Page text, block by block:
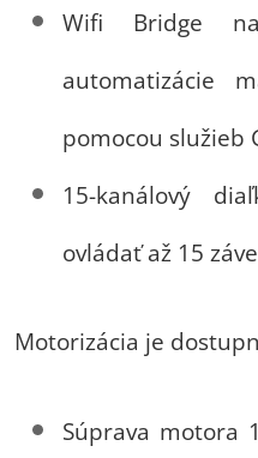
Wifi Bridge
automatizácie
pomocou služieb
15-kanálový
ovládať až 15
Motorizácia je
Súprava motora